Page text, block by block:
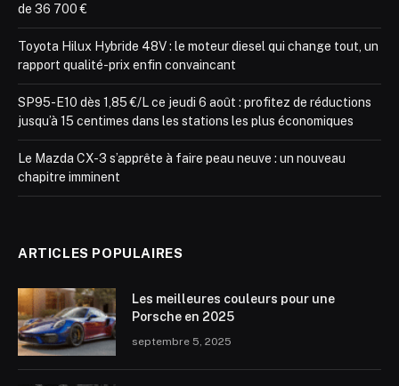
de 36 700 €
Toyota Hilux Hybride 48V : le moteur diesel qui change tout, un
rapport qualité-prix enfin convaincant
SP95-E10 dès 1,85 €/L ce jeudi 6 août : profitez de réductions
jusqu’à 15 centimes dans les stations les plus économiques
Le Mazda CX-3 s’apprête à faire peau neuve : un nouveau
chapitre imminent
ARTICLES POPULAIRES
Les meilleures couleurs pour une
Porsche en 2025
septembre 5, 2025